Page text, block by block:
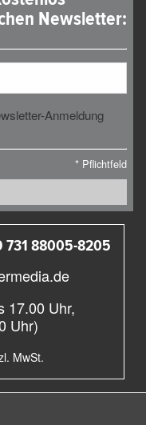
Newsletter:
Anmeldung
* Pflichtfeld
731 88005-8205
17.00 Uhr,
Uhr)
MwSt.